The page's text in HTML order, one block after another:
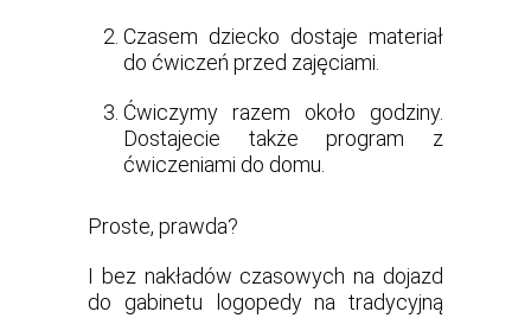
Czasem dziecko dostaje materiał
do ćwiczeń przed zajęciami.
Ćwiczymy razem około godziny.
Dostajecie także program z
ćwiczeniami do domu.
Proste, prawda?
I bez nakładów czasowych na dojazd
do gabinetu logopedy na tradycyjną